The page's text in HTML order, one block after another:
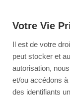
Votre Vie
Il est de votre
peut stocker et
autorisation,
et/ou accédons
des identifiants